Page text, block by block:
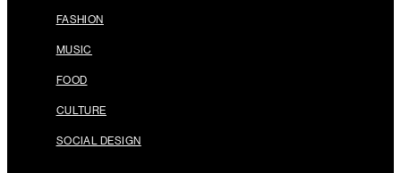
FASHION
MUSIC
FOOD
CULTURE
SOCIAL DESIGN